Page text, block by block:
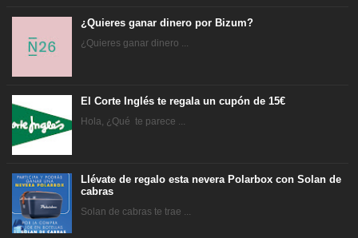
¿Quieres ganar dinero por Bizum?
¿Quieres ganar dinero ...
El Corte Inglés te regala un cupón de 15€
Hola, ¿Qué te parece ...
Llévate de regalo esta nevera Polarbox con Solan de
cabras
Solan de cabras te trae ...